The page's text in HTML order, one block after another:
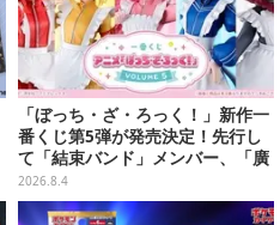
「ぼっち・ざ・ろっく！」新作一
番くじ第5弾が発売決定！先行し
て「結束バンド」メンバー、「廣
井きくり」のメイド衣装フィギュ
アを公開
2026.8.4